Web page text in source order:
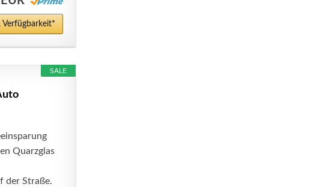
Verfügbarkeit*
SALE
Quarzglas
der Straße.